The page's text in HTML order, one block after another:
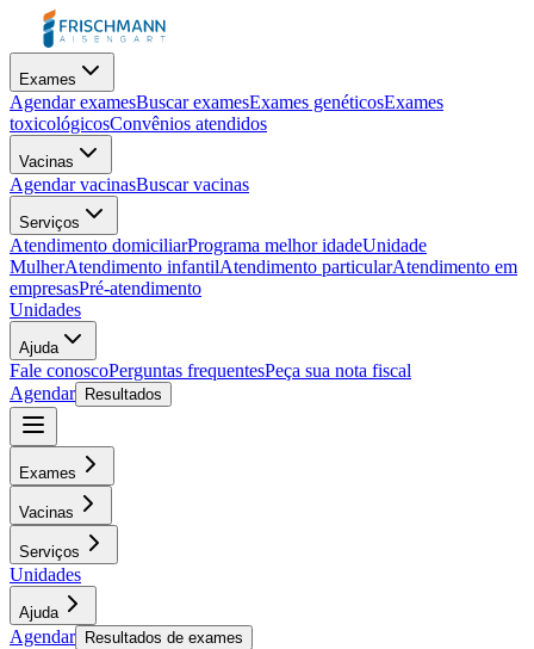
Exames
Agendar examesBuscar examesExames genéticosExames
toxicológicosConvênios atendidos
Vacinas
Agendar vacinasBuscar vacinas
Serviços
Atendimento domiciliarPrograma melhor idadeUnidade
MulherAtendimento infantilAtendimento particularAtendimento em
empresasPré-atendimento
Unidades
Ajuda
Fale conoscoPerguntas frequentesPeça sua nota fiscal
Agendar
Resultados
Exames
Vacinas
Serviços
Unidades
Ajuda
Agendar Resultados de exames